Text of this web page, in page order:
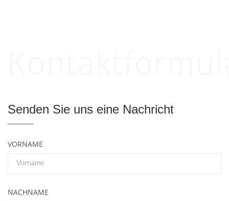
Senden Sie uns eine Nachricht
VORNAME
NACHNAME